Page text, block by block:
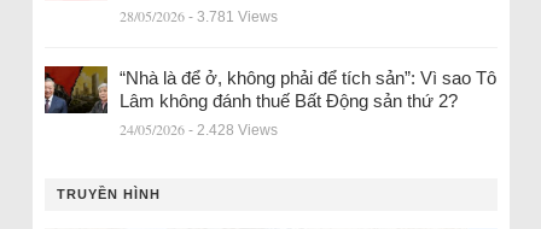
28/05/2026 - 3.781 Views
“Nhà là để ở, không phải để tích sản”: Vì sao Tô
Lâm không đánh thuế Bất Động sản thứ 2?
24/05/2026 - 2.428 Views
TRUYỀN HÌNH